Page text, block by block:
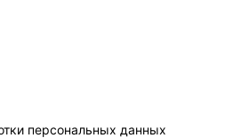
персональных данных